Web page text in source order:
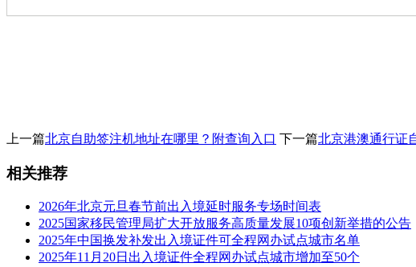
上一篇北京自助签注机地址在哪里？附查询入口 下一篇北京港澳通行证
相关推荐
2026年北京元旦春节前出入境延时服务专场时间表
2025国家移民管理局扩大开放服务高质量发展10项创新举措的公告
2025年中国换发补发出入境证件可全程网办试点城市名单
2025年11月20日出入境证件全程网办试点城市增加至50个